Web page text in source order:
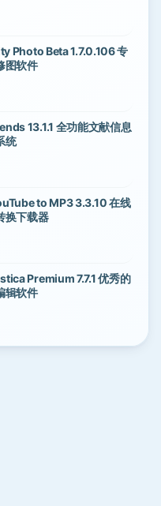
Photo Beta 1.7.0.106 专
图软件
13.1.1 全功能文献信息
统
to MP3 3.3.10 在线
换下载器
Premium 7.7.1 优秀的
辑软件